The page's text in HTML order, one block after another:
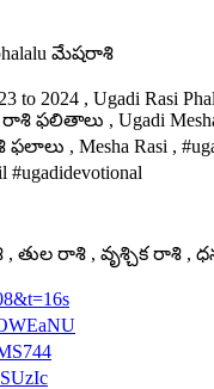
మేషరాశి
2024 , Ugadi Rasi
, Ugadi Mesha
, Mesha Rasi ,
#ugadidevotional
రాశి , వృశ్చిక రాశి ,